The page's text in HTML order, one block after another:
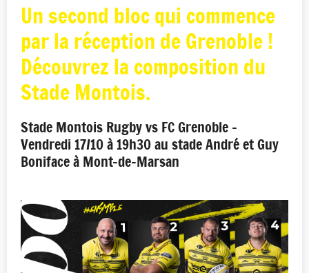
Un second bloc qui commence
par la réception de Grenoble !
Découvrez la composition du
Stade Montois.
Stade Montois Rugby vs FC Grenoble -
Vendredi 17/10 à 19h30 au stade André et Guy
Boniface à Mont-de-Marsan